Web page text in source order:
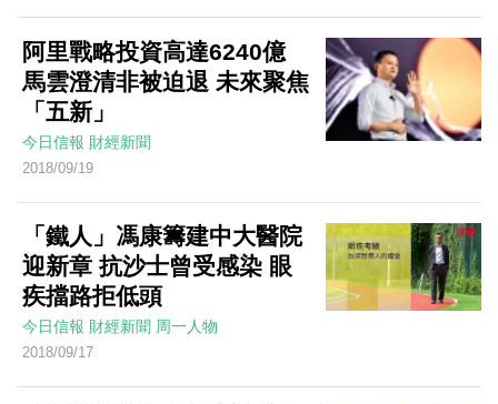
阿里戰略投資高達6240億
馬雲澄清非被迫退 未來聚焦
「五新」
今日信報 財經新聞
2018/09/19
「鐵人」馮康籌建中大醫院
迎新章 抗沙士曾受感染 眼
疾擋路拒低頭
今日信報 財經新聞 周一人物
2018/09/17